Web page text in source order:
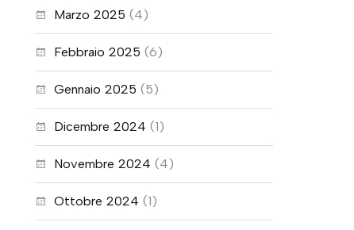
Marzo 2025 (4)
Febbraio 2025 (6)
Gennaio 2025 (5)
Dicembre 2024 (1)
Novembre 2024 (4)
Ottobre 2024 (1)